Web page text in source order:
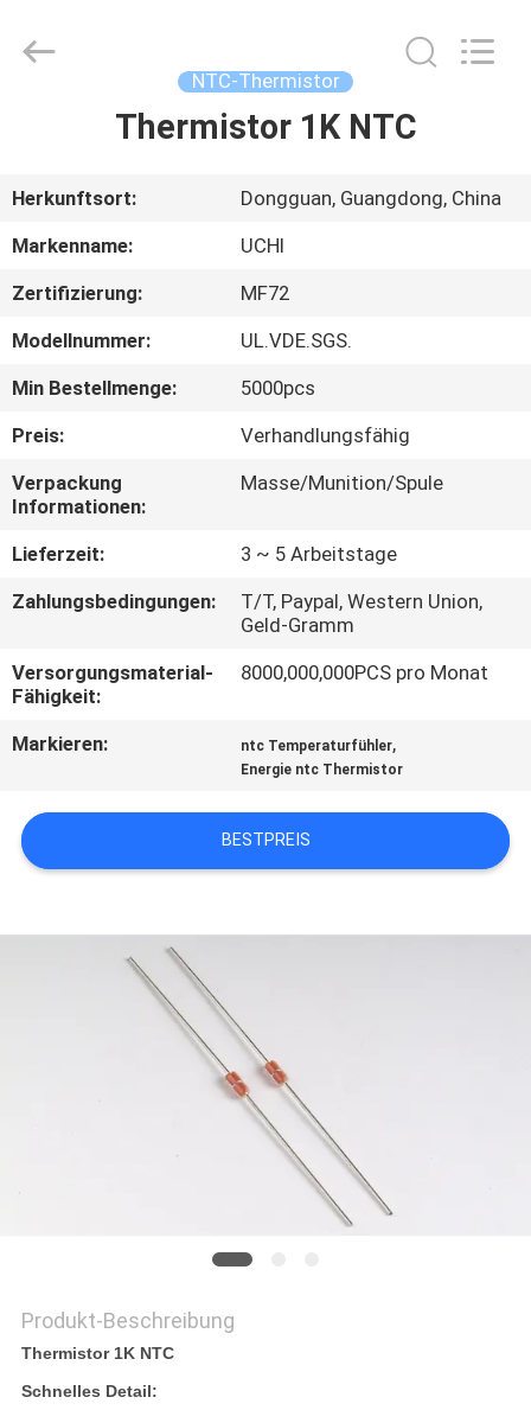
PRODUKTE
VR-
ÜBER
UNS
FABRIK-
AUSFLUG
QUALITÄTSKONTROLLE
TRETEN
SIE
UNS
IN
NACHRICHTEN
POLICY
Co.,Ltd.
NTC-Thermistor
Thermistor 1K NTC
Herkunftsort:
Dongguan, Guangdong, China
Markenname:
UCHI
Zertifizierung:
MF72
Modellnummer:
UL.VDE.SGS.
Min Bestellmenge:
5000pcs
Preis:
Verhandlungsfähig
Verpackung
Informationen:
Masse/Munition/Spule
Lieferzeit:
3 ~ 5 Arbeitstage
Zahlungsbedingungen:
T/T, Paypal, Western Union,
Geld-Gramm
Versorgungsmaterial-
Fähigkeit:
8000,000,000PCS pro Monat
Markieren: ntc Temperaturfühler,
Energie ntc Thermistor
BESTPREIS
Produkt-Beschreibung
Thermistor 1K NTC
Schnelles Detail: